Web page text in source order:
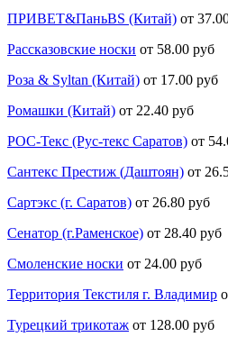
ПРИВЕТ&ПаньBS (Китай) от
Рассказовские носки от 58.00 руб
Роза & Syltan (Китай) от 17.00 руб
Ромашки (Китай) от 22.40 руб
РОС-Текс (Рус-текс Саратов) от
Сантекс Престиж (Даштоян) от
Сартэкс (г. Саратов) от 26.80 руб
Сенатор (г.Раменское) от 28.40 руб
Смоленские носки от 24.00 руб
Территория Текстиля г. Владимир
Турецкий трикотаж от 128.00 руб